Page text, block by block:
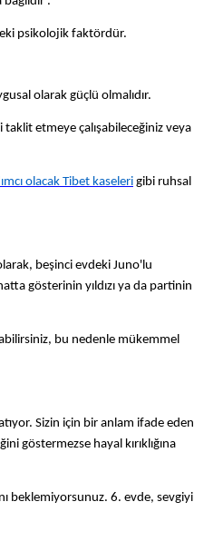
psikolojik faktördür.
olarak güçlü olmalıdır.
etmeye çalışabileceğiniz veya
olacak Tibet kaseleri gibi ruhsal
beşinci evdeki Juno'lu
gösterinin yıldızı ya da partinin
bu nedenle mükemmel
Sizin için bir anlam ifade eden
göstermezse hayal kırıklığına
beklemiyorsunuz. 6. evde, sevgiyi